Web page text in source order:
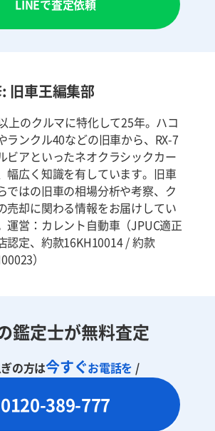
LINEで査定依頼
旧車王編集部
上のクルマに特化して25年。ハコ
ランクル40などの旧車から、RX-7
ビアといったネオクラシックカー
幅広く知識を有しています。旧車
ではの旧車の相場分析や考察、ク
売却に関わる情報をお届けしてい
運営：カレント自動車（JPUC適正
認定、約款16KH10014 / 約款
）
鑑定士が無料査定
の方は今すぐお電話を /
0120-389-777